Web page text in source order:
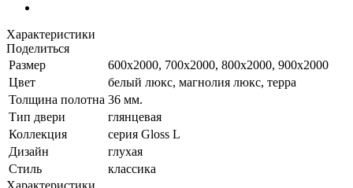
Характеристики
Поделиться
Размер
600x2000, 700x2000, 800x2000, 900x2000
Цвет
белый люкс, магнолия люкс, терра
Толщина полотна 36 мм.
Тип двери
глянцевая
Коллекция
серия Gloss L
Дизайн
глухая
Стиль
классика